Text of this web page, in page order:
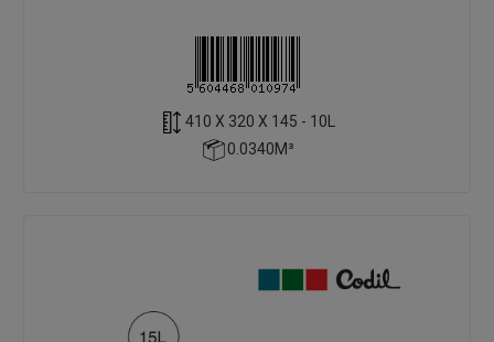
410 X 320 X 145 - 10L
0.0340M³